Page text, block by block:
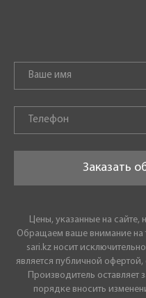
Заказать
Цены, указанные на сайте,
Обращаем ваше внимание на
sari.kz носит
является публичной
Производитель оставляет
порядке вносить